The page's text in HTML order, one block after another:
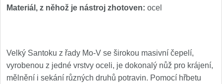
Nože Tojiro Zen 1
Materiál, z něhož je nástroj zhotoven: ocel
Velký Santoku z řady Mo-V se širokou masivní čepelí,
vyrobenou z jedné vrstvy oceli, je dokonalý nůž pro krájení,
mělnění i sekání různých druhů potravin. Pomocí hřbetu